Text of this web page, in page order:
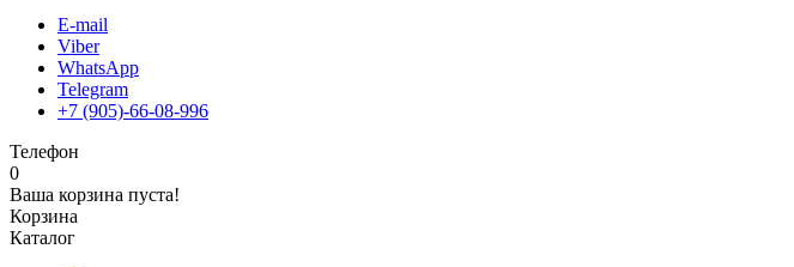
E-mail
Viber
WhatsApp
Telegram
+7 (905)-66-08-996
Телефон
0
Ваша корзина пуста!
Корзина
Каталог